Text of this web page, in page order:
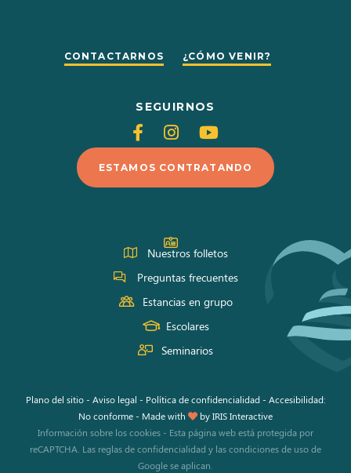
CONTACTARNOS ¿CÓMO VENIR?
SEGUIRNOS
Siganos
en
Facebook
Siganos
en
Instagram
Siganos
en
Youtube
ESTAMOS CONTRATANDO
Nuestros folletos
Preguntas frecuentes
Estancias en grupo
Escolares
Seminarios
Plano del sitio- Aviso legal - Política de confidencialidad - Accesibilidad:
No conforme- Made with byIRIS Interactive
Información sobre los cookies - Esta página web está protegida por
reCAPTCHA. Las reglas de confidencialidad y lascondiciones de usode
Google se aplican.